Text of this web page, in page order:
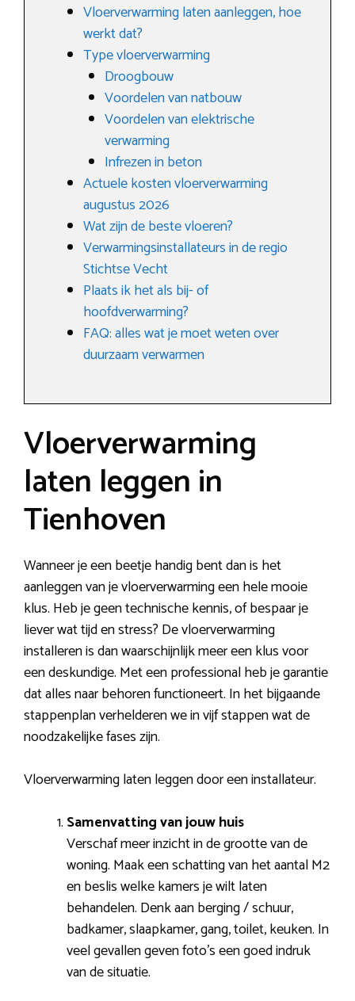
Vloerverwarming laten aanleggen, hoe
werkt dat?
Type vloerverwarming
Droogbouw
Voordelen van natbouw
Voordelen van elektrische
verwarming
Infrezen in beton
Actuele kosten vloerverwarming
augustus 2026
Wat zijn de beste vloeren?
Verwarmingsinstallateurs in de regio
Stichtse Vecht
Plaats ik het als bij- of
hoofdverwarming?
FAQ: alles wat je moet weten over
duurzaam verwarmen
Vloerverwarming
laten leggen in
Tienhoven
Wanneer je een beetje handig bent dan is het
aanleggen van je vloerverwarming een hele mooie
klus. Heb je geen technische kennis, of bespaar je
liever wat tijd en stress? De vloerverwarming
installeren is dan waarschijnlijk meer een klus voor
een deskundige. Met een professional heb je garantie
dat alles naar behoren functioneert. In het bijgaande
stappenplan verhelderen we in vijf stappen wat de
noodzakelijke fases zijn.
Vloerverwarming laten leggen door een installateur.
Samenvatting van jouw huis
Verschaf meer inzicht in de grootte van de
woning. Maak een schatting van het aantal M2
en beslis welke kamers je wilt laten
behandelen. Denk aan berging / schuur,
badkamer, slaapkamer, gang, toilet, keuken. In
veel gevallen geven foto’s een goed indruk
van de situatie.